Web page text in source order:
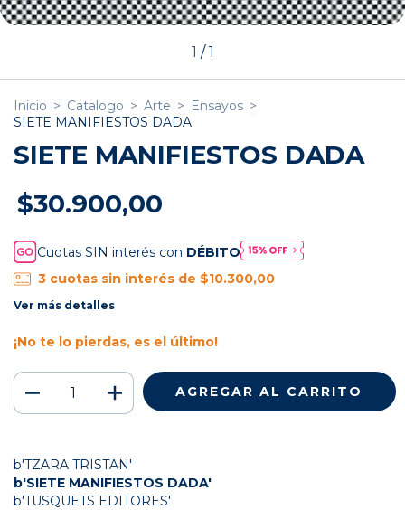
1 /1
Inicio > Catalogo > Arte > Ensayos >
SIETE MANIFIESTOS DADA
SIETE MANIFIESTOS DADA
$30.900,00
Cuotas SIN interés con DÉBITO
3 cuotas sin interés de $10.300,00
Ver más detalles
¡No te lo pierdas, es el último!
b'TZARA TRISTAN'
b'SIETE MANIFIESTOS DADA'
b'TUSQUETS EDITORES'